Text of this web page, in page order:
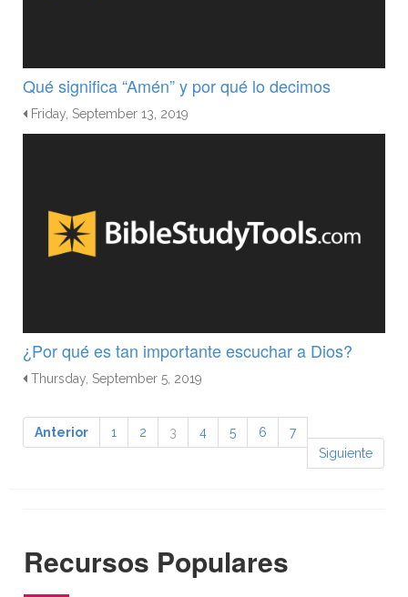
Qué significa “Amén” y por qué lo decimos
Friday, September 13, 2019
¿Por qué es tan importante escuchar a Dios?
Thursday, September 5, 2019
Anterior 1 2 3 4 5 6
7
Siguiente
Recursos Populares